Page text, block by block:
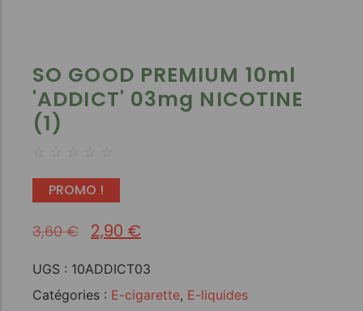
SO GOOD PREMIUM 10ml
'ADDICT' 03mg NICOTINE
(1)
☆ ☆ ☆ ☆ ☆
PROMO !
3,60€ 2,90 €
UGS : 10ADDICT03
Catégories : E-cigarette, E-liquides